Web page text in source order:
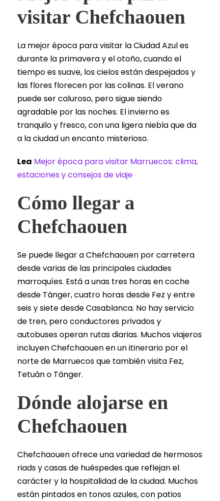
visitar Chefchaouen
La mejor época para visitar la Ciudad Azul es
durante la primavera y el otoño, cuando el
tiempo es suave, los cielos están despejados y
las flores florecen por las colinas. El verano
puede ser caluroso, pero sigue siendo
agradable por las noches. El invierno es
tranquilo y fresco, con una ligera niebla que da
a la ciudad un encanto misterioso.
Lea Mejor época para visitar Marruecos: clima,
estaciones y consejos de viaje
Cómo llegar a
Chefchaouen
Se puede llegar a Chefchaouen por carretera
desde varias de las principales ciudades
marroquíes. Está a unas tres horas en coche
desde Tánger, cuatro horas desde Fez y entre
seis y siete desde Casablanca. No hay servicio
de tren, pero conductores privados y
autobuses operan rutas diarias. Muchos viajeros
incluyen Chefchaouen en un itinerario por el
norte de Marruecos que también visita Fez,
Tetuán o Tánger.
Dónde alojarse en
Chefchaouen
Chefchaouen ofrece una variedad de hermosos
riads y casas de huéspedes que reflejan el
carácter y la hospitalidad de la ciudad. Muchos
están pintados en tonos azules, con patios